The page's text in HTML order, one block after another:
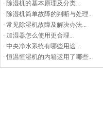
· 除湿机的基本原理及分类...
· 除湿机简单故障的判断与处理...
· 常见除湿机故障及解决办法...
· 加湿器怎么使用更合理...
· 中央净水系统有哪些用途...
· 恒温恒湿机的内箱运用了哪些...